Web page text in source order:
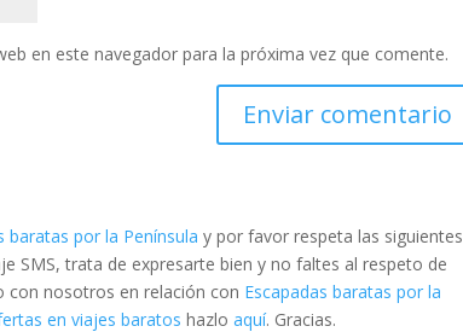
en este navegador para la próxima vez que comente.
baratas por la Península y por favor respeta las siguientes
SMS, trata de expresarte bien y no faltes al respeto de
con nosotros en relación con Escapadas baratas por la
en viajes baratos hazloaquí. Gracias.